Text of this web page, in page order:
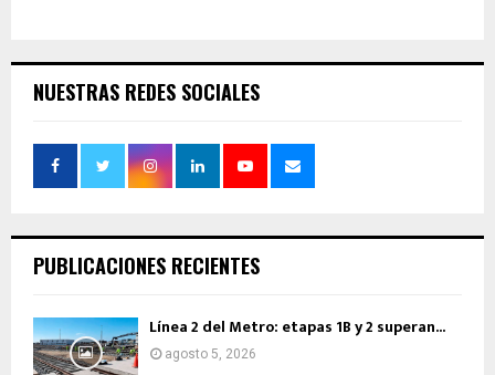
NUESTRAS REDES SOCIALES
PUBLICACIONES RECIENTES
Línea 2 del Metro: etapas 1B y 2 superan...
agosto 5, 2026